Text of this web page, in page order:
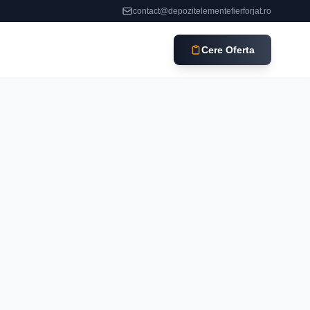
contact@depozitelementefierforjat.ro
Cere Oferta